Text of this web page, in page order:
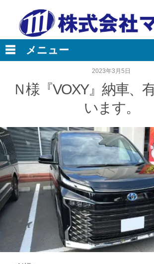
2023年3月5日
Ｎ様『VOXY』納車、
います。